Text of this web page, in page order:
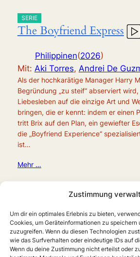
Zustimmung
Um dir ein optimales Erlebnis zu bieten,
Cookies, um Geräteinformationen zu speichern
zuzugreifen. Wenn du diesen Technologien
wie das Surfverhalten oder eindeutige IDs auf
Wenn du deine Zustimmung nicht erteilst oder
SERIE
The Boyfriend Express
Philippinen(2026)
Mit: Aki Torres, Andrei De
Als der hochkarätige Manager Harry
Begründung „zu steif“ abserviert
Liebesleben auf die einzige Art und
bringen, die er kennt: indem er einen
tritt Brix auf den Plan, ein gewiefter
die „Boyfriend Experience“
ist…
Mehr …